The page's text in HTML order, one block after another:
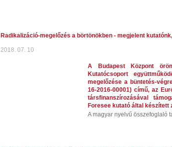
Radikalizáció-megelőzés a börtönökben - megjelent
2018. 07. 10
A Budapest Központ
Kutatócsoport
megelőzése a büntetés-
16-2016-00001) című, az
társfinanszírozásával
Foresee kutató által készített
A magyar nyelvű összefoglaló